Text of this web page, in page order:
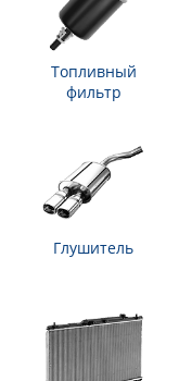
Топливный
фильтр
Глушитель